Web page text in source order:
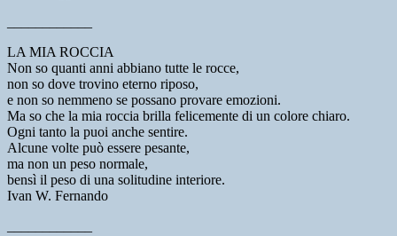
LA MIA ROCCIA
Non so quanti anni abbiano tutte le rocce,
non so dove trovino eterno riposo,
e non so nemmeno se possano provare emozioni.
Ma so che la mia roccia brilla felicemente di un colore chiaro.
Ogni tanto la puoi anche sentire.
Alcune volte può essere pesante,
ma non un peso normale,
bensì il peso di una solitudine interiore.
Ivan W. Fernando